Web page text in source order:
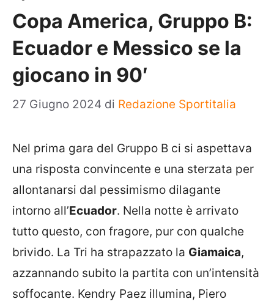
Copa America, Gruppo B:
Ecuador e Messico se la
giocano in 90′
27 Giugno 2024 di Redazione Sportitalia
Nel prima gara del Gruppo B ci si aspettava
una risposta convincente e una sterzata per
allontanarsi dal pessimismo dilagante
intorno all’Ecuador. Nella notte è arrivato
tutto questo, con fragore, pur con qualche
brivido. La Tri ha strapazzato la Giamaica,
azzannando subito la partita con un’intensità
soffocante. Kendry Paez illumina, Piero